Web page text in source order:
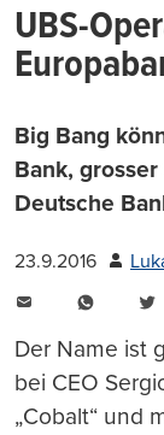
UBS-
Big Bang
Bank,
Deutsche
23.9.2016
Der Name ist
bei CEO
„Cobalt“ und